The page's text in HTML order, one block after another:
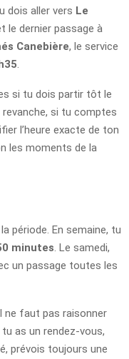
dois aller vers Le
le dernier passage à
Canebière, le service
si tu dois partir tôt le
revanche, si tu comptes
l’heure exacte de ton
les moments de la
période. En semaine, tu
minutes . Le samedi,
un passage toutes les
ne faut pas raisonner
as un rendez-vous,
prévois toujours une